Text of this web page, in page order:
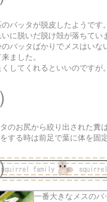
のバッタが脱皮したようです
いに脱いだ脱け殻が落ちてい
のバッタばかりでメスはいな
ました。
くしてくれるといいのですが
のお尻から絞り出された糞
する時は前足で葉に体を固
一番大きなメスのバ